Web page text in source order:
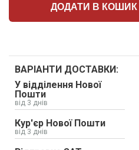
ДОДАТИ В КОШИК
ВАРІАНТИ ДОСТАВКИ:
У відділення Нової
Пошти
від 3 днів
Кур'єр Нової Пошти
від 3 днів